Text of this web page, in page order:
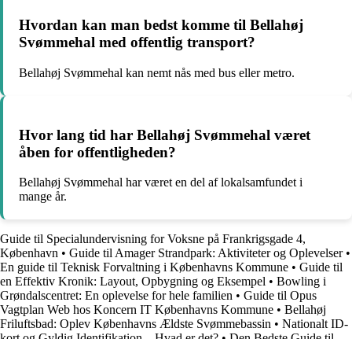
Hvordan kan man bedst komme til Bellahøj
Svømmehal med offentlig transport?
Bellahøj Svømmehal kan nemt nås med bus eller metro.
Hvor lang tid har Bellahøj Svømmehal været
åben for offentligheden?
Bellahøj Svømmehal har været en del af lokalsamfundet i
mange år.
Guide til Specialundervisning for Voksne på Frankrigsgade 4,
København • Guide til Amager Strandpark: Aktiviteter og Oplevelser•
En guide til Teknisk Forvaltning i Københavns Kommune • Guide til
en Effektiv Kronik: Layout, Opbygning og Eksempel • Bowling i
Grøndalscentret: En oplevelse for hele familien • Guide til Opus
Vagtplan Web hos Koncern IT Københavns Kommune • Bellahøj
Friluftsbad: Oplev Københavns Ældste Svømmebassin • Nationalt ID-